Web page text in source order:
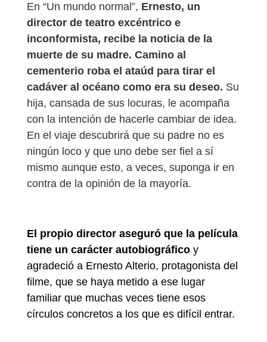
En “Un mundo normal”, Ernesto, un
director de teatro excéntrico e
inconformista, recibe la noticia de la
muerte de su madre. Camino al
cementerio roba el ataúd para tirar el
cadáver al océano como era su deseo. Su
hija, cansada de sus locuras, le acompaña
con la intención de hacerle cambiar de idea.
En el viaje descubrirá que su padre no es
ningún loco y que uno debe ser fiel a sí
mismo aunque esto, a veces, suponga ir en
contra de la opinión de la mayoría.
El propio director aseguró que la película
tiene un carácter autobiográficoy
agradeció a Ernesto Alterio, protagonista del
filme, que se haya metido a ese lugar
familiar que muchas veces tiene esos
círculos concretos a los que es difícil entrar.